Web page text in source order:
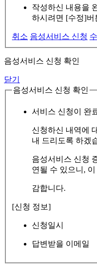
작성하신 내용을
하시려면 [수정]버
취소 음성서비스 신청
음성서비스 신청 확인
닫기
음성서비스 신청 확인
서비스 신청이 완
신청하신 내역에
내 드리도록 하겠
음성서비스 신청
연될 수 있으니,
감합니다.
[신청 정보]
신청일시
답변받을 이메일